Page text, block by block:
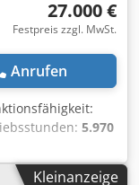
27.000 €
Festpreis zzgl. MwSt.
Anrufen
5.970
UVV, inklusive
Kleinanzeige